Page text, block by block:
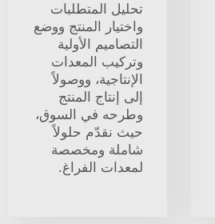
تحليل المتطلبات
واختيار المنتج ووضع
التصاميم الأولية
وتركيب المعدات
الإنتاجية، ووصولاً
إلى إنتاج المنتج
وطرحه في السوق،
حيث نقدّم حلولاً
شاملة ومخصصة
لمعدات الفراغ.